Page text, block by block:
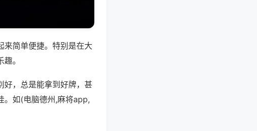
来简单便捷。特别是在大
。
好，总是能拿到好牌，甚
。如(电脑德州,麻将app,